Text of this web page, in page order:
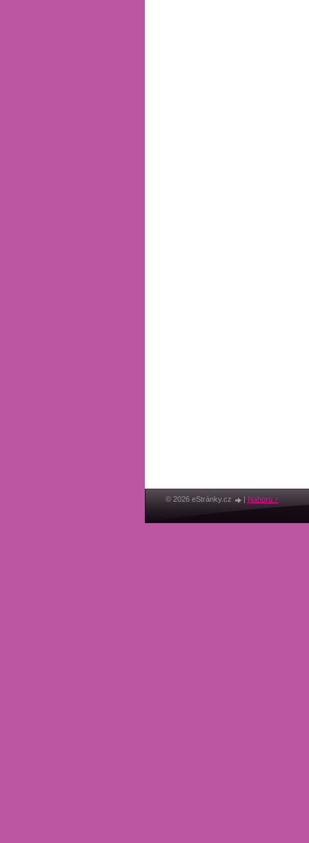
© 2026 eStránky.cz | Nahoru ↑